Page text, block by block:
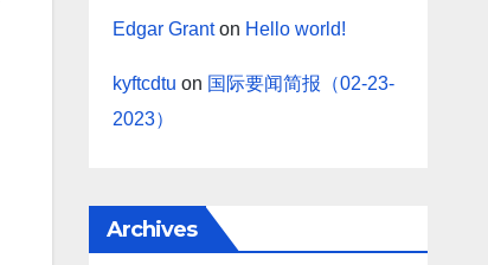
Edgar Granton Hello world!
kyftcdtu on 国际要闻简报（02-23-
2023）
Archives